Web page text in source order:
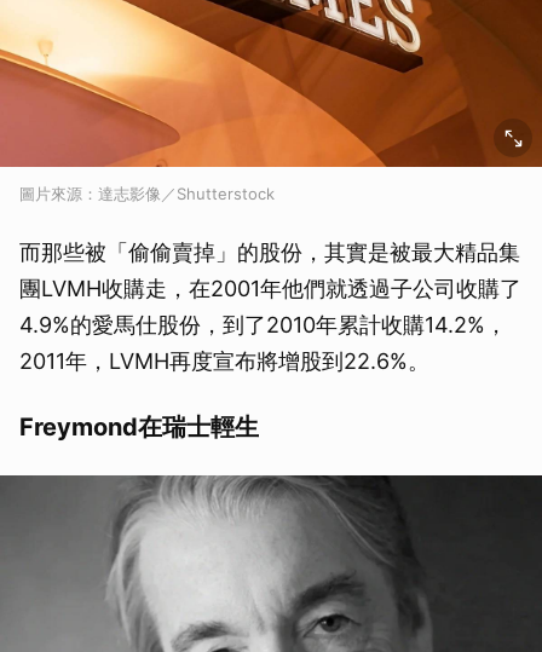
圖片來源：達志影像／Shutterstock
而那些被「偷偷賣掉」的股份，其實是被最大精品集
團LVMH收購走，在2001年他們就透過子公司收購了
4.9%的愛馬仕股份，到了2010年累計收購14.2%，
2011年，LVMH再度宣布將增股到22.6%。
Freymond在瑞士輕生